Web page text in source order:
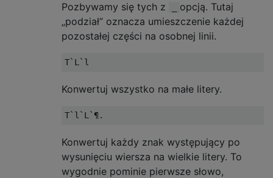
Pozbywamy się tych z
opcją. Tutaj
„podział” oznacza umieszczenie każdej
pozostałej części na osobnej linii.
Konwertuj wszystko na małe litery.
Konwertuj każdy znak występujący po
wysunięciu wiersza na wielkie litery. To
wygodnie pominie pierwsze słowo,